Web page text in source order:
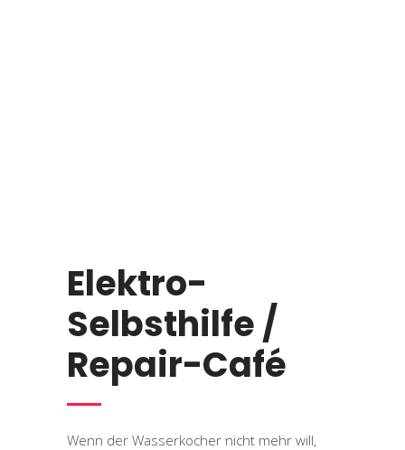
Elektro-
Selbsthilfe /
Repair-Café
Wenn der Wasserkocher nicht mehr will,